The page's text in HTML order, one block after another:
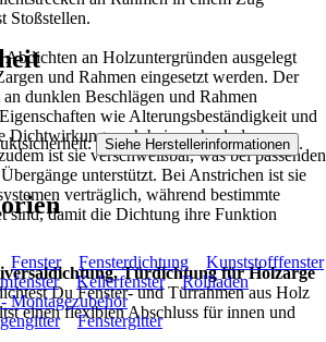
Stoßstellen.
an Holzuntergründen ausgelegt
und Rahmen eingesetzt werden. Der
dunklen Beschlägen und Rahmen
wie Alterungsbeständigkeit und
Dichtwirkung auch bei wechselnden
ist sie verschweißbar, was bei passenden
unterstützt. Bei Anstrichen ist sie
verträglich, während bestimmte
sind, damit die Dichtung ihre Funktion
Türdichtung für Holzarge
Du Fenster- und Türrahmen aus Holz
einen flexiblen Abschluss für innen und
Siehe Herstellerinformationen .
Fenster Fensterdichtung
Kunststofffenster
Kellerfenster
Rollladen
Montagezubehör
Fenstergitter